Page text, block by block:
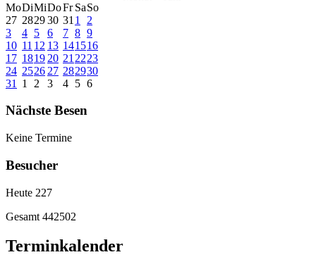
MoDiMiDoFr SaSo
27 282930 31 1
2
3
4 5 6 7 8 9
10 11 12 13 141516
17 1819 20 21 2223
24 2526 27 282930
31
1 2 3 4 5 6
Nächste Besen
Keine Termine
Besucher
Heute 227
Gesamt 442502
Terminkalender